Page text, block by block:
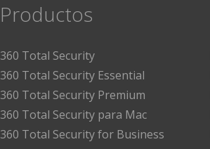
Productos
360 Total Security
360 Total Security Essential
360 Total Security Premium
360 Total Security para Mac
360 Total Security for Business